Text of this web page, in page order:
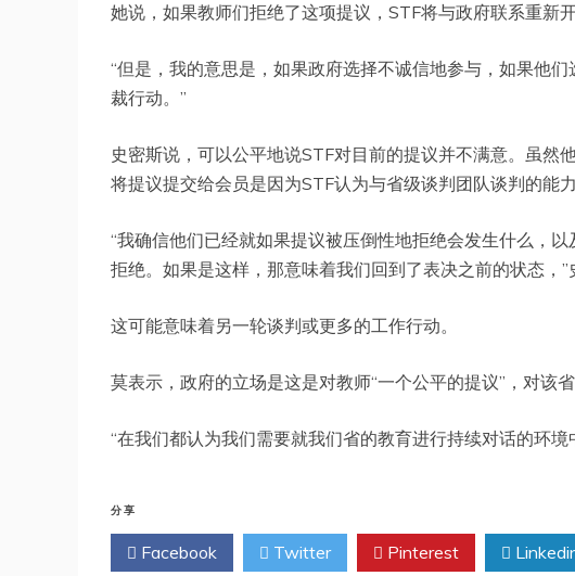
她说，如果教师们拒绝了这项提议，STF将与政府联系重新开
“但是，我的意思是，如果政府选择不诚信地参与，如果他
裁行动。”
史密斯说，可以公平地说STF对目前的提议并不满意。虽然
将提议提交给会员是因为STF认为与省级谈判团队谈判的能力
“我确信他们已经就如果提议被压倒性地拒绝会发生什么，
拒绝。如果是这样，那意味着我们回到了表决之前的状态，”
这可能意味着另一轮谈判或更多的工作行动。
莫表示，政府的立场是这是对教师“一个公平的提议”，对该
“在我们都认为我们需要就我们省的教育进行持续对话的环境
分享
Facebook Twitter Pinterest